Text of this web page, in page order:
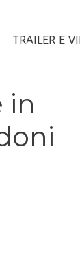
TRAILER E
in